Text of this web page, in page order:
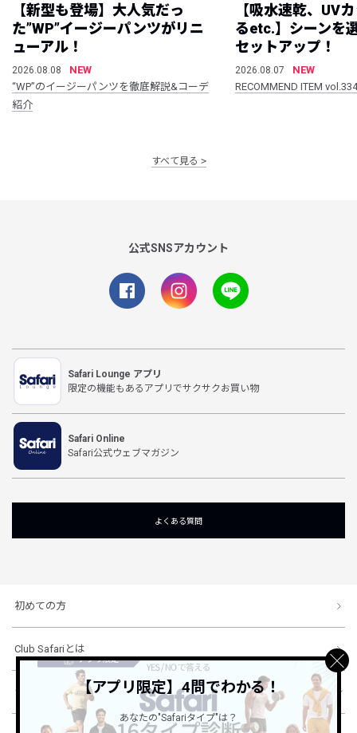
【新型も登場】大人気だっ
た”WP”イージーパンツがリニ
ューアル！
2026.08.08
NEW
“WP”のイージーパンツを徹底解説&コーデ
紹介
【吸水速乾、UV
るetc.】シーンを
セットアップ！
2026.08.07
NEW
RECOMMEND ITEM vol.334
すべて見る
公式SNSアカウント
Safari Lounge アプリ
限定の機能もあるアプリでサクサクお買い物
Safari Online
Safari公式ウェブマガジン
よくある質問
初めての方
Club Safariとは
ショッピングガイド【アプリ限定】4問でわかる！
あなたの"Safariタイプ"は？